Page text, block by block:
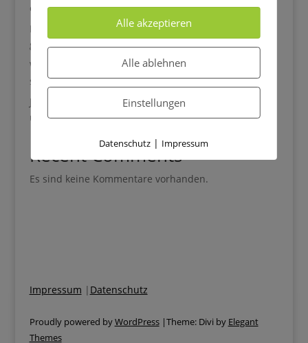
explodiert und was wirklich hilft
Kastanien basteln mit Kindern: 33 kreative Ideen für
gemütliche Herbsttage
Wie du das Selbstvertrauen deines Kindes im Alltag
stärkst
Jede Mahlzeit endet im Streit? Wenn dein Kind Obst
und Gemüse verweigert
Recent Comments
Es sind keine Kommentare vorhanden.
Impressum | Datenschutz
Proudly powered byWordPress|Theme: Divi by Elegant
Themes
Alle akzeptieren
Alle ablehnen
Einstellungen
Datenschutz | Impressum